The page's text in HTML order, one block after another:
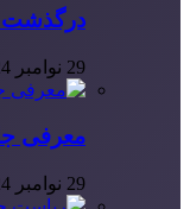
درگذشت
29 نوامبر 2024
معرفی
29 نوامبر 2024